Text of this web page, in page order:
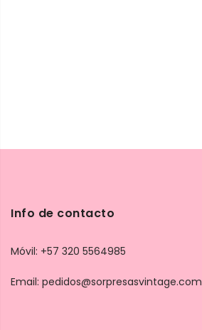
Info de contacto
Móvil: +57 320 5564985
Email: pedidos@sorpresasvintage.com